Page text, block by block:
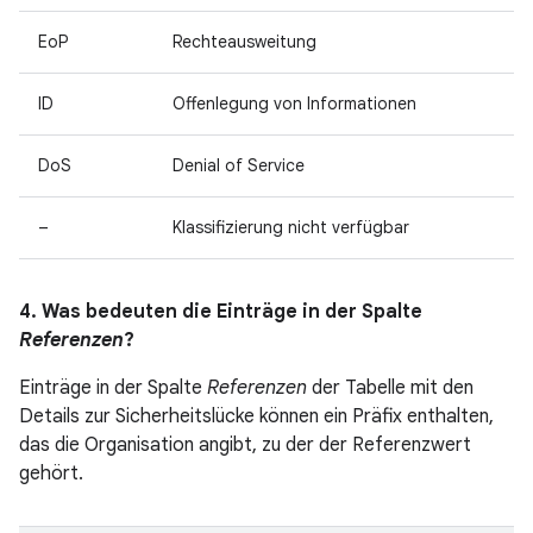
EoP Rechteausweitung
ID Offenlegung von Informationen
DoS Denial of Service
– Klassifizierung nicht verfügbar
4. Was bedeuten die Einträge in der Spalte
Referenzen?
Einträge in der Spalte Referenzen der Tabelle mit den
Details zur Sicherheitslücke können ein Präfix enthalten,
das die Organisation angibt, zu der der Referenzwert
gehört.